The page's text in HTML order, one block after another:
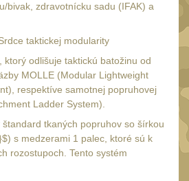
3
(66)
bivak, zdravotnícku sadu (IFAK) a
taktickej modularity
ktorý odlišuje taktickú batožinu od
MOLLE (Modular Lightweight
respektíve samotnej popruhovej
Ladder System).
tkaných popruhov so šírkou
s medzerami 1 palec, ktoré sú k
rozostupoch. Tento systém